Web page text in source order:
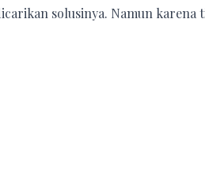
solusinya. Namun karena